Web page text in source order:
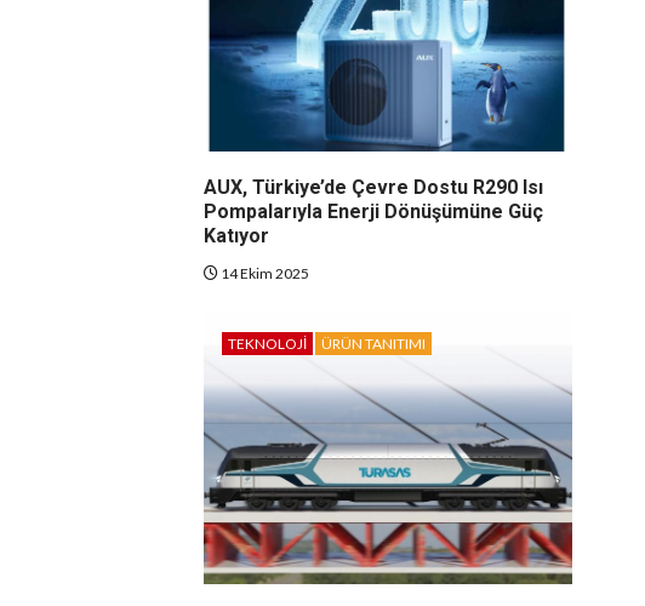
AUX, Türkiye’de Çevre Dostu R290 Isı
Pompalarıyla Enerji Dönüşümüne Güç
Katıyor
14 Ekim 2025
TEKNOLOJI ÜRÜN TANITIMI